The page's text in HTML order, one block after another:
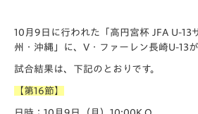
10月9日に行われた「️高円宮杯 JFA U-13
州・沖縄」に、V・ファーレン長崎U-13
試合結果は、下記のとおりです。
【第16節】